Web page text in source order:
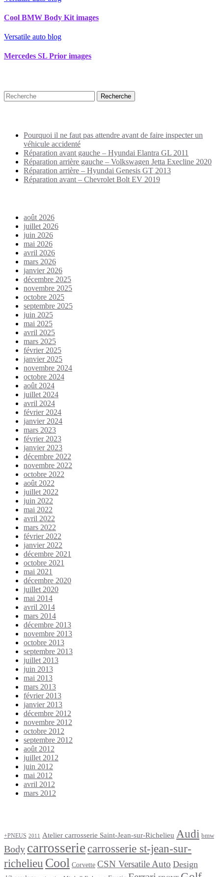
Cool BMW Body Kit images
Versatile auto blog
Mercedes SL Prior images
Pourquoi il ne faut pas attendre avant de faire inspecter un
véhicule accidenté
Réparation avant gauche – Hyundai Elantra GL 2011
Réparation arrière gauche – Volkswagen Jetta Execline 2020
Réparation arrière – Hyundai Genesis GT 2013
Réparation avant – Chevrolet Bolt EV 2019
août 2026
juillet 2026
juin 2026
mai 2026
avril 2026
mars 2026
janvier 2026
décembre 2025
novembre 2025
octobre 2025
septembre 2025
juin 2025
mai 2025
avril 2025
mars 2025
février 2025
janvier 2025
novembre 2024
octobre 2024
août 2024
juillet 2024
avril 2024
février 2024
janvier 2024
mars 2023
février 2023
janvier 2023
décembre 2022
novembre 2022
octobre 2022
août 2022
juillet 2022
juin 2022
mai 2022
avril 2022
mars 2022
février 2022
janvier 2022
décembre 2021
octobre 2021
mai 2021
décembre 2020
juillet 2020
mai 2014
avril 2014
mars 2014
décembre 2013
novembre 2013
octobre 2013
septembre 2013
juillet 2013
juin 2013
mai 2013
mars 2013
février 2013
janvier 2013
décembre 2012
novembre 2012
octobre 2012
septembre 2012
août 2012
juillet 2012
juin 2012
mai 2012
avril 2012
mars 2012
+PNEUS 2011 Atelier carrosserie Saint-Jean-sur-Richelieu Audi bmw
Body carrosserie carrosserie st-jean-sur-
richelieu Cool Corvette CSN Versatile Auto Design